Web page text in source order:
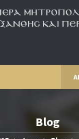
Blog